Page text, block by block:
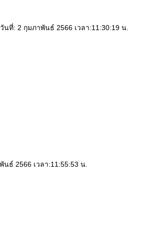
วันที่: 2 กุมภาพันธ์ 2566 เวลา:11:30:19 น.
ธ์ 2566 เวลา:11:55:53 น.